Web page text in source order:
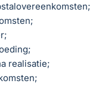
realisatie;